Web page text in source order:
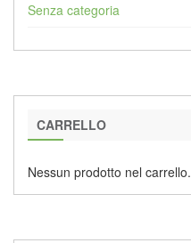
Senza categoria
CARRELLO
Nessun prodotto nel carrello.